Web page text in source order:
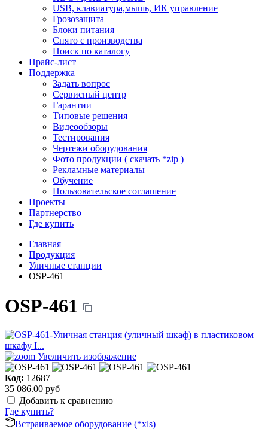
USB, клавиатура,мышь, ИК управление
Грозозащита
Блоки питания
Снято с производства
Поиск по каталогу
Прайс-лист
Поддержка
Задать вопрос
Сервисный центр
Гарантии
Типовые решения
Видеообзоры
Тестирования
Чертежи оборудования
Фото продукции ( скачать *zip )
Рекламные материалы
Обучение
Пользовательское соглашение
Проекты
Партнерство
Где купить
Главная
Продукция
Уличные станции
OSP-461
OSP-461
Увеличить изображение
Код: 12687
35 086.00 руб
Добавить к сравнению
Где купить?
Встраиваемое оборудование (*xls)